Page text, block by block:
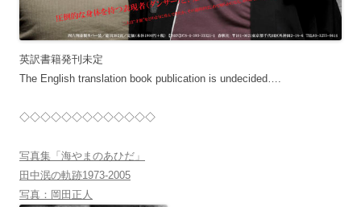
英訳書籍発刊未定
The English translation book publication is undecided….
◇◇◇◇◇◇◇◇◇◇◇◇◇
写真集「海やまのあひだ」
田中泯の軌跡1973-2005
写真：岡田正人